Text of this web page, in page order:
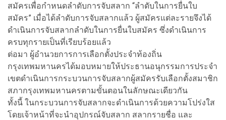
สมัครเพื่อกำหนดลำดับการจับสลาก “ลำดับในการยื่นใบ
สมัคร” เมื่อได้ลำดับการจับสลากแล้ว ผู้สมัครแต่ละรายจึงได้
ดำเนินการจับสลากลำดับในการยื่นใบสมัคร ซึ่งดำเนินการ
ครบทุกรายเป็นที่เรียบร้อยแล้ว
ต่อมา ผู้อำนวยการการเลือกตั้งประจำท้องถิ่น
กรุงเทพมหานครได้มอบหมายให้ประธานอนุกรรมการประจำ
เขตดำเนินการกระบวนการจับสลากผู้สมัครรับเลือกตั้งสมาชิก
สภากรุงเทพมหานครตามขั้นตอนในลักษณะเดียวกัน
ทั้งนี้ ในกระบวนการจับสลากจะดำเนินการด้วยความโปร่งใส
โดยเจ้าหน้าที่จะนำอุปกรณ์จับสลาก สลากรายชื่อ และ